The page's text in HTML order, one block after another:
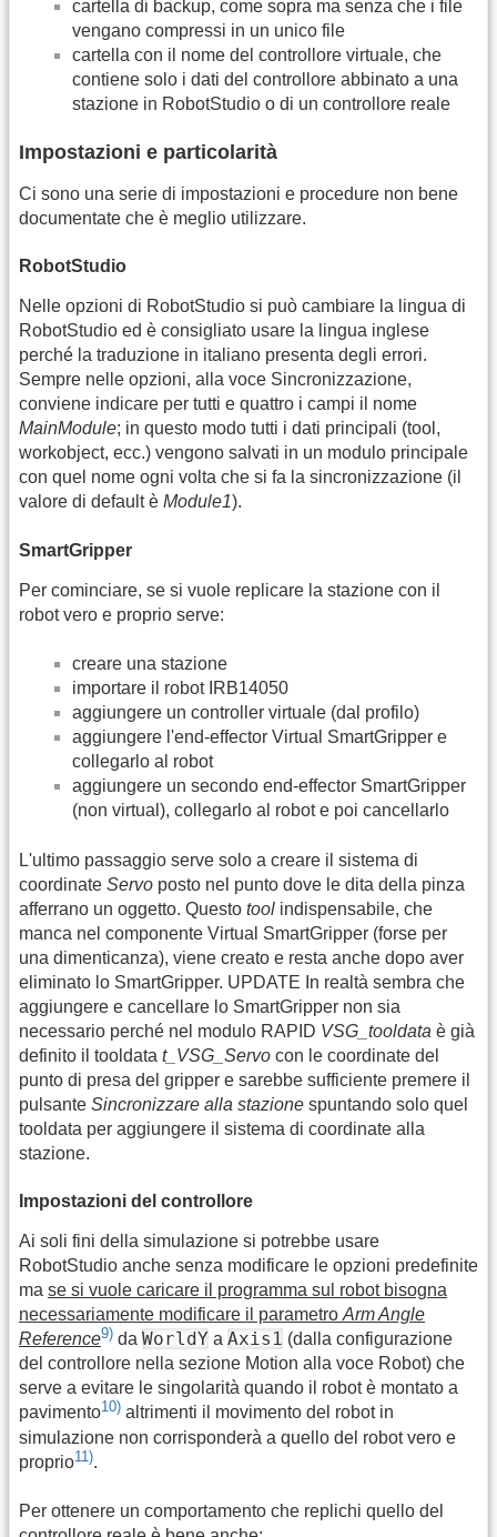
cartella di backup, come sopra ma senza che i file
vengano compressi in un unico file
cartella con il nome del controllore virtuale, che
contiene solo i dati del controllore abbinato a una
stazione in RobotStudio o di un controllore reale
Impostazioni e particolarità
Ci sono una serie di impostazioni e procedure non bene
documentate che è meglio utilizzare.
RobotStudio
Nelle opzioni di RobotStudio si può cambiare la lingua di
RobotStudio ed è consigliato usare la lingua inglese
perché la traduzione in italiano presenta degli errori.
Sempre nelle opzioni, alla voce Sincronizzazione,
conviene indicare per tutti e quattro i campi il nome
MainModule; in questo modo tutti i dati principali (tool,
workobject, ecc.) vengono salvati in un modulo principale
con quel nome ogni volta che si fa la sincronizzazione (il
valore di default è Module1).
SmartGripper
Per cominciare, se si vuole replicare la stazione con il
robot vero e proprio serve:
creare una stazione
importare il robot IRB14050
aggiungere un controller virtuale (dal profilo)
aggiungere l'end-effector Virtual SmartGripper e
collegarlo al robot
aggiungere un secondo end-effector SmartGripper
(non virtual), collegarlo al robot e poi cancellarlo
L'ultimo passaggio serve solo a creare il sistema di
coordinate Servo posto nel punto dove le dita della pinza
afferrano un oggetto. Questo tool indispensabile, che
manca nel componente Virtual SmartGripper (forse per
una dimenticanza), viene creato e resta anche dopo aver
eliminato lo SmartGripper. UPDATE In realtà sembra che
aggiungere e cancellare lo SmartGripper non sia
necessario perché nel modulo RAPID VSG_tooldata è già
definito il tooldata t_VSG_Servo con le coordinate del
punto di presa del gripper e sarebbe sufficiente premere il
pulsante Sincronizzare alla stazione spuntando solo quel
tooldata per aggiungere il sistema di coordinate alla
stazione.
Impostazioni del controllore
Ai soli fini della simulazione si potrebbe usare
RobotStudio anche senza modificare le opzioni predefinite
ma se si vuole caricare il programma sul robot bisogna
necessariamente modificare il parametro Arm Angle
Reference9) da WorldY a Axis1 (dalla configurazione
del controllore nella sezione Motion alla voce Robot) che
serve a evitare le singolarità quando il robot è montato a
pavimento10) altrimenti il movimento del robot in
simulazione non corrisponderà a quello del robot vero e
proprio11).
Per ottenere un comportamento che replichi quello del